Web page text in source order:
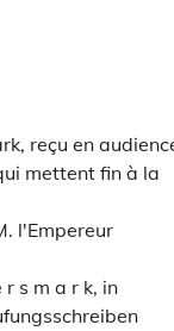
reçu en
mettent fin à la
l'Empereur
s m a r k, in